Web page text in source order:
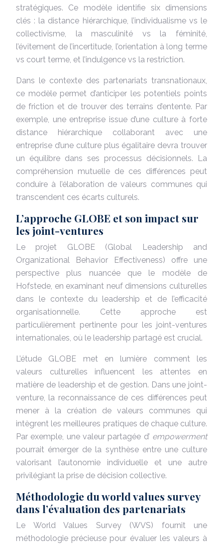
stratégiques. Ce modèle identifie six dimensions
clés : la distance hiérarchique, l’individualisme vs le
collectivisme, la masculinité vs la féminité,
l’évitement de l’incertitude, l’orientation à long terme
vs court terme, et l’indulgence vs la restriction.
Dans le contexte des partenariats transnationaux,
ce modèle permet d’anticiper les potentiels points
de friction et de trouver des terrains d’entente. Par
exemple, une entreprise issue d’une culture à forte
distance hiérarchique collaborant avec une
entreprise d’une culture plus égalitaire devra trouver
un équilibre dans ses processus décisionnels. La
compréhension mutuelle de ces différences peut
conduire à l’élaboration de valeurs communes qui
transcendent ces écarts culturels.
L’approche GLOBE et son impact sur
les joint-ventures
Le projet GLOBE (Global Leadership and
Organizational Behavior Effectiveness) offre une
perspective plus nuancée que le modèle de
Hofstede, en examinant neuf dimensions culturelles
dans le contexte du leadership et de l’efficacité
organisationnelle. Cette approche est
particulièrement pertinente pour les joint-ventures
internationales, où le leadership partagé est crucial.
L’étude GLOBE met en lumière comment les
valeurs culturelles influencent les attentes en
matière de leadership et de gestion. Dans une joint-
venture, la reconnaissance de ces différences peut
mener à la création de valeurs communes qui
intègrent les meilleures pratiques de chaque culture.
Par exemple, une valeur partagée d’ empowerment
pourrait émerger de la synthèse entre une culture
valorisant l’autonomie individuelle et une autre
privilégiant la prise de décision collective.
Méthodologie du world values survey
dans l’évaluation des partenariats
Le World Values Survey (WVS) fournit une
méthodologie précieuse pour évaluer les valeurs à